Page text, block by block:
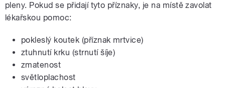
pleny. Pokud se přidají tyto příznaky, je na místě zavolat
lékařskou pomoc:
pokleslý koutek (příznak mrtvice)
ztuhnutí krku (strnutí šíje)
zmatenost
světloplachost